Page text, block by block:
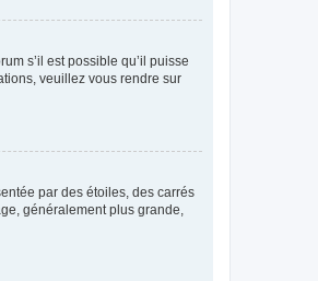
s’il est possible qu’il puisse
veuillez vous rendre sur
par des étoiles, des carrés
généralement plus grande,